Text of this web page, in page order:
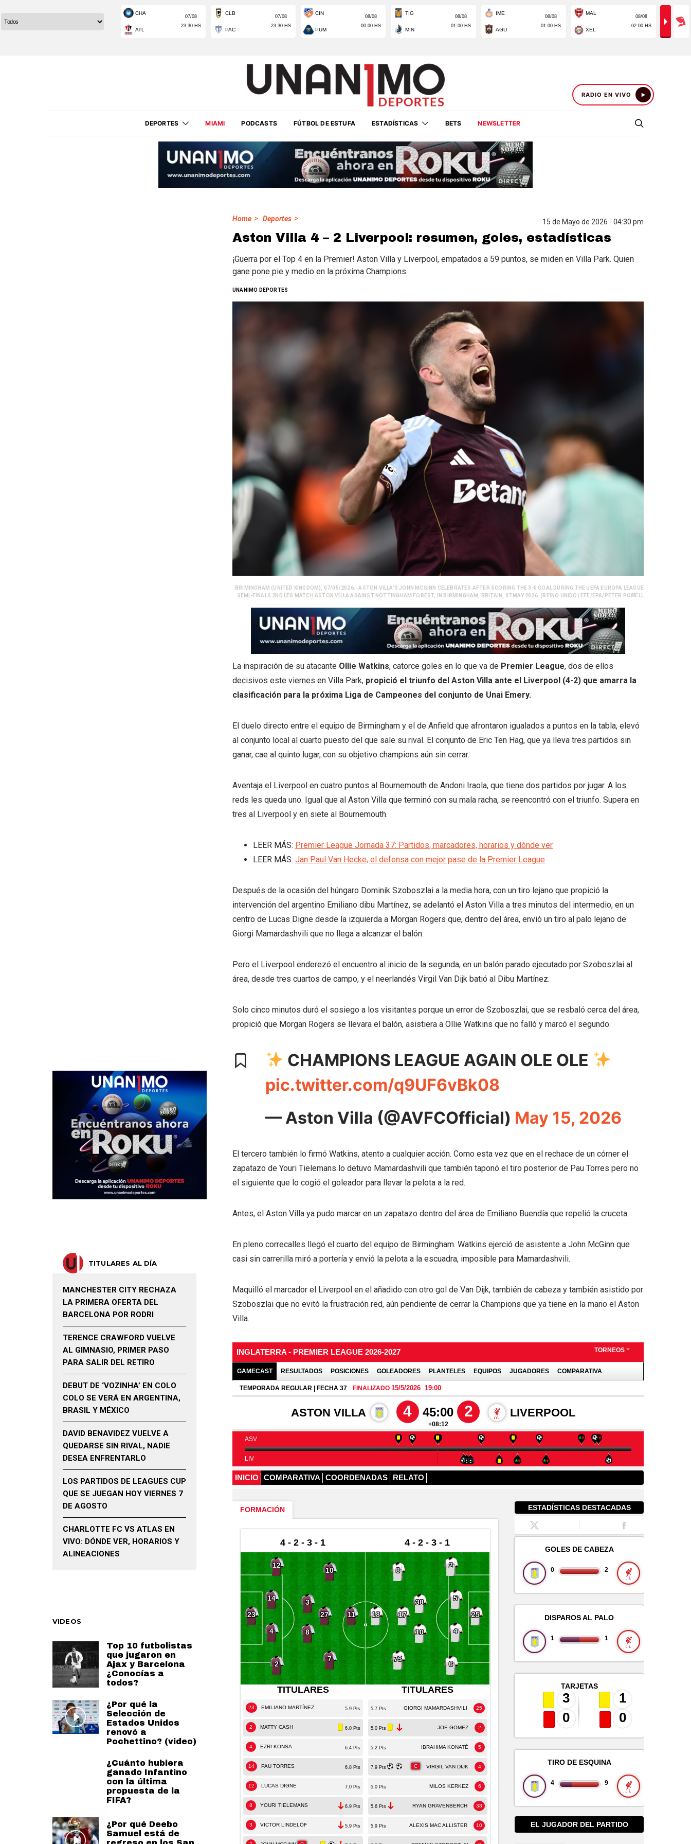
RADIO EN VIVO
DEPORTES MIAMI PODCASTS FÚTBOL DE ESTUFA ESTADÍSTICAS BETS NEWSLETTER
Home > Deportes > 15 de Mayo de 2026 - 04:30 pm
Aston Villa 4 – 2 Liverpool: resumen, goles, estadísticas
¡Guerra por el Top 4 en la Premier! Aston Villa y Liverpool, empatados a 59 puntos, se miden en Villa Park. Quien
gane pone pie y medio en la próxima Champions.
UNANIMO DEPORTES
BRIMINGHAM (UNITED KINGDOM), 07/05/2026.- ASTON VILLA’S JOHN MCGINN CELEBRATES AFTER SCORING THE 3-0 GOAL DURING THE UEFA EUROPA LEAGUE
SEMI-FINALS 2ND LEG MATCH ASTON VILLA AGAINST NOTTINGHAM FOREST, IN BIRMINGHAM, BRITAIN, 07 MAY 2026. (REINO UNIDO) EFE/EPA/PETER POWELL
La inspiración de su atacante Ollie Watkins, catorce goles en lo que va de Premier League, dos de ellos
decisivos este viernes en Villa Park, propició el triunfo del Aston Villa ante el Liverpool (4-2) que amarra la
clasificación para la próxima Liga de Campeones del conjunto de Unai Emery.
El duelo directo entre el equipo de Birmingham y el de Anfield que afrontaron igualados a puntos en la tabla, elevó
al conjunto local al cuarto puesto del que sale su rival. El conjunto de Eric Ten Hag, que ya lleva tres partidos sin
ganar, cae al quinto lugar, con su objetivo champions aún sin cerrar.
Aventaja el Liverpool en cuatro puntos al Bournemouth de Andoni Iraola, que tiene dos partidos por jugar. A los
reds les queda uno. Igual que al Aston Villa que terminó con su mala racha, se reencontró con el triunfo. Supera en
tres al Liverpool y en siete al Bournemouth.
LEER MÁS: Premier League Jornada 37: Partidos, marcadores, horarios y dónde ver
LEER MÁS: Jan Paul Van Hecke, el defensa con mejor pase de la Premier League
Después de la ocasión del húngaro Dominik Szoboszlai a la media hora, con un tiro lejano que propició la
intervención del argentino Emiliano dibu Martínez, se adelantó el Aston Villa a tres minutos del intermedio, en un
centro de Lucas Digne desde la izquierda a Morgan Rogers que, dentro del área, envió un tiro al palo lejano de
Giorgi Mamardashvili que no llega a alcanzar el balón.
Pero el Liverpool enderezó el encuentro al inicio de la segunda, en un balón parado ejecutado por Szoboszlai al
área, desde tres cuartos de campo, y el neerlandés Virgil Van Dijk batió al Dibu Martínez.
Solo cinco minutos duró el sosiego a los visitantes porque un error de Szoboszlai, que se resbaló cerca del área,
propició que Morgan Rogers se llevara el balón, asistiera a Ollie Watkins que no falló y marcó el segundo.
CHAMPIONS LEAGUE AGAIN OLE OLE
pic.twitter.com/q9UF6vBk08
— Aston Villa (@AVFCOfficial) May 15, 2026
El tercero también lo firmó Watkins, atento a cualquier acción. Como esta vez que en el rechace de un córner el
zapatazo de Youri Tielemans lo detuvo Mamardashvili que también taponó el tiro posterior de Pau Torres pero no
el siguiente que lo cogió el goleador para llevar la pelota a la red.
Antes, el Aston Villa ya pudo marcar en un zapatazo dentro del área de Emiliano Buendía que repelió la cruceta.
En pleno correcalles llegó el cuarto del equipo de Birmingham. Watkins ejerció de asistente a John McGinn que
casi sin carrerilla miró a portería y envió la pelota a la escuadra, imposible para Mamardashvili.
Maquilló el marcador el Liverpool en el añadido con otro gol de Van Dijk, también de cabeza y también asistido por
Szoboszlai que no evitó la frustración red, aún pendiente de cerrar la Champions que ya tiene en la mano el Aston
Villa.
TITULARES AL DÍA
MANCHESTER CITY RECHAZA
LA PRIMERA OFERTA DEL
BARCELONA POR RODRI
TERENCE CRAWFORD VUELVE
AL GIMNASIO, PRIMER PASO
PARA SALIR DEL RETIRO
DEBUT DE ‘VOZINHA’ EN COLO
COLO SE VERÁ EN ARGENTINA,
BRASIL Y MÉXICO
DAVID BENAVIDEZ VUELVE A
QUEDARSE SIN RIVAL, NADIE
DESEA ENFRENTARLO
LOS PARTIDOS DE LEAGUES CUP
QUE SE JUEGAN HOY VIERNES 7
DE AGOSTO
CHARLOTTE FC VS ATLAS EN
VIVO: DÓNDE VER, HORARIOS Y
ALINEACIONES
VIDEOS
Top 10 futbolistas
que jugaron en
Ajax y Barcelona
¿Conocías a
todos?
¿Por qué la
Selección de
Estados Unidos
renovó a
Pochettino? (video)
¿Cuánto hubiera
ganado Infantino
con la última
propuesta de la
FIFA?
¿Por qué Deebo
Samuel está de